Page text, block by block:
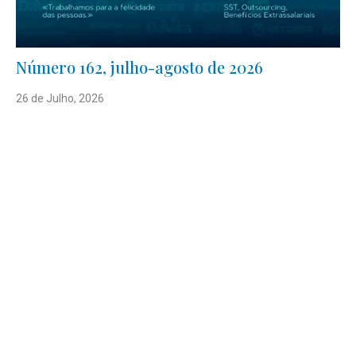
Número 162, julho-agosto de 2026
26 de Julho, 2026